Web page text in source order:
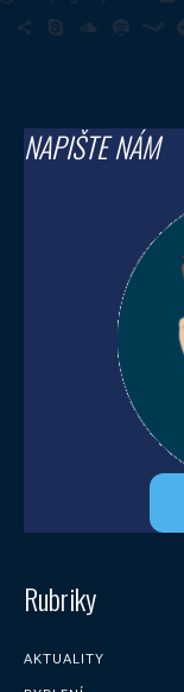
NAPIŠTE NÁM
Rubriky
AKTUALITY